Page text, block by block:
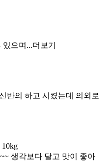
있으며...더보기
반의 하고 시켰는데 의외로
생각보다 달고 맛이 좋아